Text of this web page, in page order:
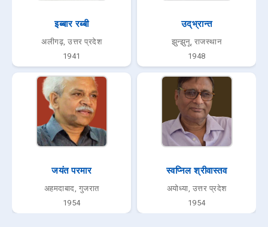
इब्बार रब्बी
अलीगढ़, उत्तर प्रदेश
1941
उद्‌भ्रान्त
झुन्झुनू, राजस्थान
1948
जयंत परमार
अहमदाबाद, गुजरात
1954
स्वप्निल श्रीवास्तव
अयोध्या, उत्तर प्रदेश
1954